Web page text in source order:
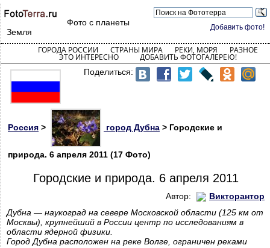
Добавить фото!
Фото с планеты
Земля
ГОРОДА РОССИИ СТРАНЫ МИРА РЕКИ, МОРЯ РАЗНОЕ
ЭТО ИНТЕРЕСНО ДОБАВИТЬ ФОТОГАЛЕРЕЮ!
Поделиться:
Россия > город Дубна > Городские и
природа. 6 апреля 2011 (17 Фото)
Городские и природа. 6 апреля 2011
Автор:
Викторантор
Дубна — наукоград на севере Московской области (125 км от
Москвы), крупнейший в России центр по исследованиям в
области ядерной физики.
Город Дубна расположен на реке Волге, ограничен реками